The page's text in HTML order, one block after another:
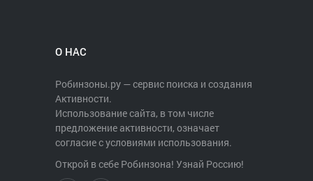
О НАС
Робинзоны.ру — сервис поиска и создания
Активности.
Использование сайта, в том числе
предложение активности, означает
согласие с условиями использования.
Открой в себе Робинзона! Узнай Россию!